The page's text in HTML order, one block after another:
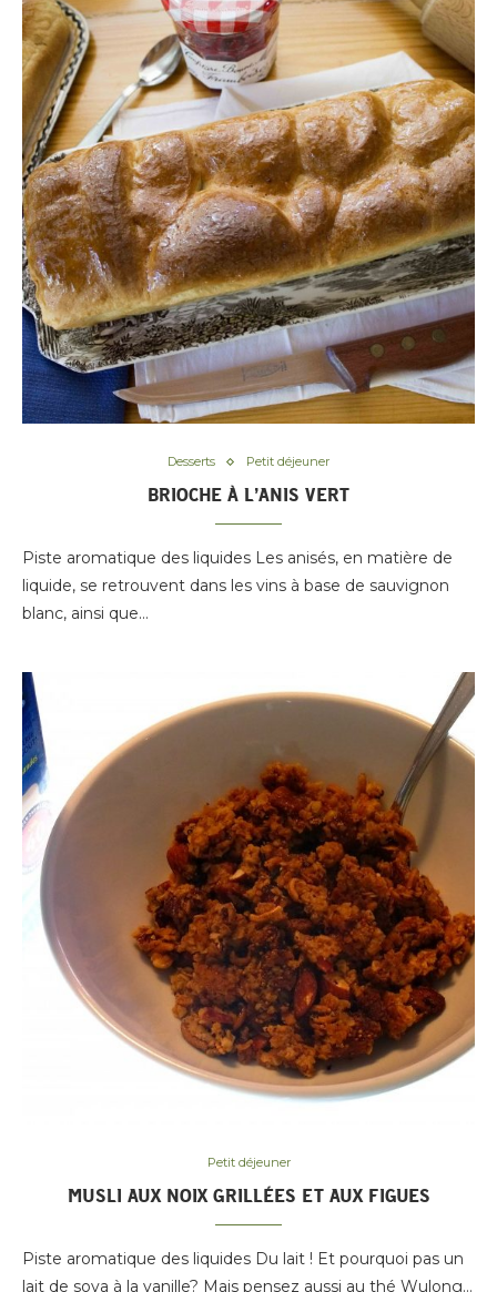
Desserts Petit déjeuner
BRIOCHE À L’ANIS VERT
Piste aromatique des liquides Les anisés, en matière de
liquide, se retrouvent dans les vins à base de sauvignon
blanc, ainsi que…
Petit déjeuner
MUSLI AUX NOIX GRILLÉES ET AUX FIGUES
Piste aromatique des liquides Du lait ! Et pourquoi pas un
lait de soya à la vanille? Mais pensez aussi au thé Wulong…